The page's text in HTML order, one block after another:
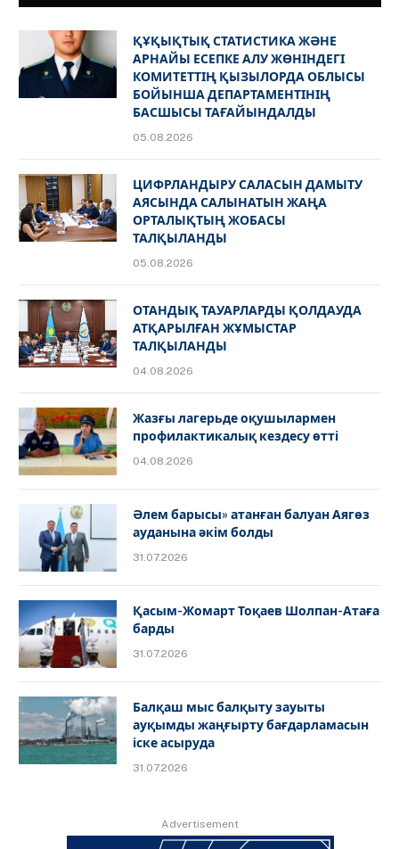
ҚҰҚЫҚТЫҚ СТАТИСТИКА ЖӘНЕ
АРНАЙЫ ЕСЕПКЕ АЛУ ЖӨНІНДЕГІ
КОМИТЕТТІҢ ҚЫЗЫЛОРДА ОБЛЫСЫ
БОЙЫНША ДЕПАРТАМЕНТІНІҢ
БАСШЫСЫ ТАҒАЙЫНДАЛДЫ
05.08.2026
ЦИФРЛАНДЫРУ САЛАСЫН ДАМЫТУ
АЯСЫНДА САЛЫНАТЫН ЖАҢА
ОРТАЛЫҚТЫҢ ЖОБАСЫ
ТАЛҚЫЛАНДЫ
05.08.2026
ОТАНДЫҚ ТАУАРЛАРДЫ ҚОЛДАУДА
АТҚАРЫЛҒАН ЖҰМЫСТАР
ТАЛҚЫЛАНДЫ
04.08.2026
Жазғы лагерьде оқушылармен
профилактикалық кездесу өтті
04.08.2026
Әлем барысы» атанған балуан Аягөз
ауданына әкім болды
31.07.2026
Қасым-Жомарт Тоқаев Шолпан-Атаға
барды
31.07.2026
Балқаш мыс балқыту зауыты
ауқымды жаңғырту бағдарламасын
іске асыруда
31.07.2026
Advertisement